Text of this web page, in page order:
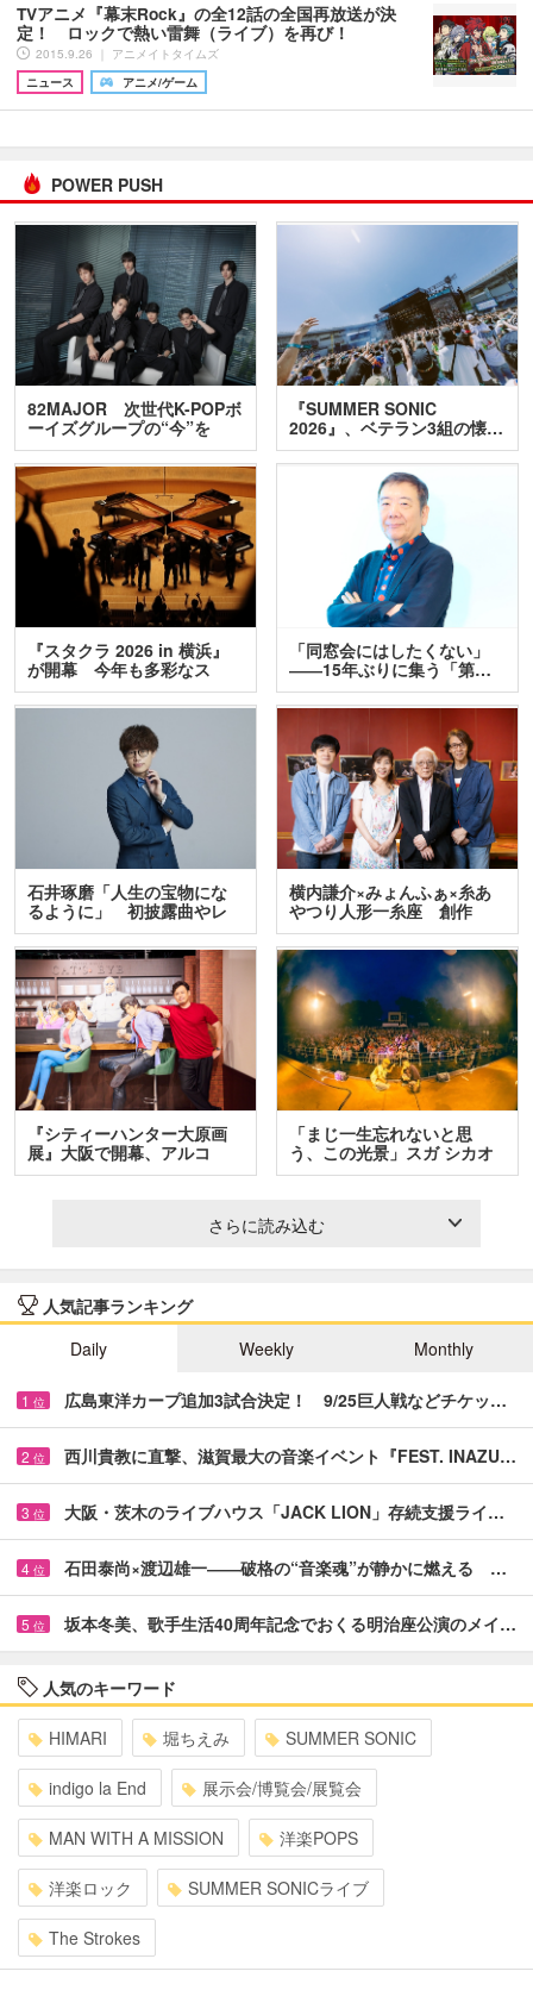
TVアニメ『幕末Rock』の全12話の全国再放送が決
定！ ロックで熱い雷舞（ライブ）を再び！
2015.9.26 ｜ アニメイトタイムズ
ニュース
アニメ/ゲーム
POWER PUSH
82MAJOR 次世代K-POPボ
ーイズグループの“今”を
訊…
『SUMMER SONIC
2026』、ベテラン3組の懐…
『スタクラ 2026 in 横浜』
が開幕 今年も多彩なス
テ…
「同窓会にはしたくない」
――15年ぶりに集う「第…
石井琢磨「人生の宝物にな
るように」 初披露曲やレ
ア…
横内謙介×みょんふぁ×糸あ
やつり人形一糸座 創作
人…
『シティーハンター大原画
展』大阪で開幕、アルコ
＆…
「まじ一生忘れないと思
う、この光景」スガ シカオ
と…
さらに読み込む
人気記事ランキング
Daily
Weekly Monthly
1 位 広島東洋カープ追加3試合決定！ 9/25巨人戦などチケッ…
2 位 西川貴教に直撃、滋賀最大の音楽イベント『FEST. INAZU…
3 位 大阪・茨木のライブハウス「JACK LION」存続支援ライ…
4 位 石田泰尚×渡辺雄一――破格の“音楽魂”が静かに燃える …
5 位 坂本冬美、歌手生活40周年記念でおくる明治座公演のメイ…
人気のキーワード
HIMARI 堀ちえみ SUMMER SONIC
indigo la End 展示会/博覧会/展覧会
MAN WITH A MISSION 洋楽POPS
洋楽ロック SUMMER SONICライブ
The Strokes